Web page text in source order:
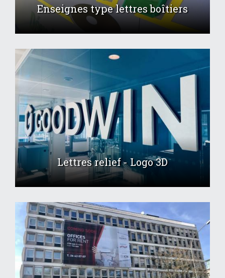
Enseignes type lettres boîtiers
Lettres relief - Logo 3D